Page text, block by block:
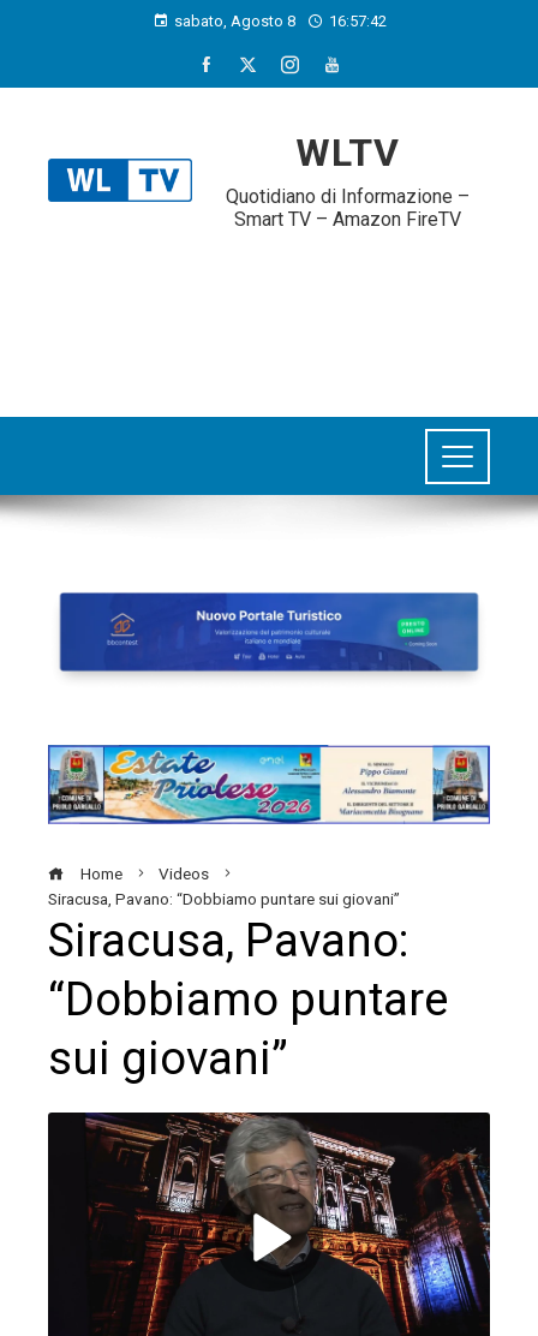
sabato, Agosto 8 16:57:42
WLTV
Quotidiano di Informazione –
Smart TV – Amazon FireTV
Home
Videos
Siracusa, Pavano: “Dobbiamo puntare sui giovani”
Siracusa, Pavano:
“Dobbiamo puntare
sui giovani”